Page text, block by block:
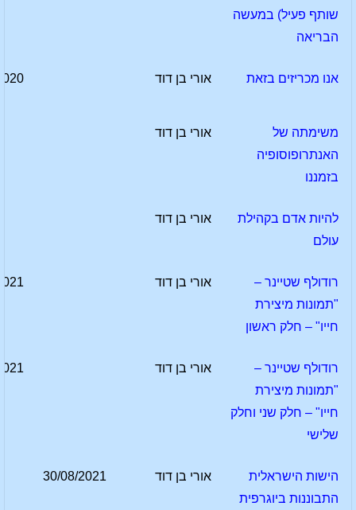
שותף פעיל) במעשה
הבריאה
אנו מכריזים בזאת אורי בן דוד
משימתה של
האנתרופוסופיה
בזמננו
אורי בן דוד
להיות אדם בקהילת
עולם
אורי בן דוד
רודולף שטיינר –
"תמונות מיצירת
חייו" – חלק ראשון
אורי בן דוד
רודולף שטיינר –
"תמונות מיצירת
חייו" – חלק שני וחלק
שלישי
אורי בן דוד
הישות הישראלית
התבוננות ביוגרפית
אורי בן דוד 30/08/2021